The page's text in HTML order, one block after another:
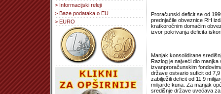
> Informacijski releji
> Baze podataka o EU
> EURO
Proračunski deficit se od
prednjačile obveznice RH
kratkoročnim domaćim
izvor pokrivanja deficita
Manjak konsolidirane
Razlog je najveći dio
izvanproračunskim
države ostvario suficit od
zabilježili deficit od 11,9
milijarde kuna. Za manjak
središnje države uvećava